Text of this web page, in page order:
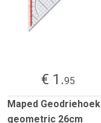
€ 1.95
Maped Geodriehoek
geometric 26cm